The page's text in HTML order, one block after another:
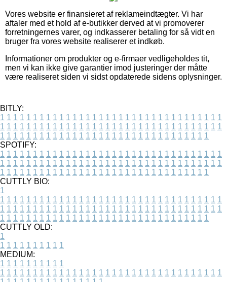
Vores website er finansieret af reklameindtægter. Vi har
aftaler med et hold af e-butikker derved at vi promoverer
forretningernes varer, og indkasserer betaling for så vidt en
bruger fra vores website realiserer et indkøb.
Informationer om produkter og e-firmaer vedligeholdes tit,
men vi kan ikke give garantier imod justeringer der måtte
være realiseret siden vi sidst opdaterede sidens oplysninger.
BITLY:
1 1 1 1 1 1 1 1 1 1 1 1 1 1 1 1 1 1 1 1 1 1 1 1 1 1 1 1 1 1 1 1 1 1
1 1 1 1 1 1 1 1 1 1 1 1 1 1 1 1 1 1 1 1 1 1 1 1 1 1 1 1 1 1 1 1 1 1
1 1 1 1 1 1 1 1 1 1 1 1 1 1 1 1 1 1 1 1 1 1 1 1 1 1 1 1 1 1 1 1
SPOTIFY:
1 1 1 1 1 1 1 1 1 1 1 1 1 1 1 1 1 1 1 1 1 1 1 1 1 1 1 1 1 1 1 1 1 1
1 1 1 1 1 1 1 1 1 1 1 1 1 1 1 1 1 1 1 1 1 1 1 1 1 1 1 1 1 1 1 1 1 1
1 1 1 1 1 1 1 1 1 1 1 1 1 1 1 1 1 1 1 1 1 1 1 1 1 1 1 1 1 1 1 1
CUTTLY BIO:
1
1 1 1 1 1 1 1 1 1 1 1 1 1 1 1 1 1 1 1 1 1 1 1 1 1 1 1 1 1 1 1 1 1 1
1 1 1 1 1 1 1 1 1 1 1 1 1 1 1 1 1 1 1 1 1 1 1 1 1 1 1 1 1 1 1 1 1 1
1 1 1 1 1 1 1 1 1 1 1 1 1 1 1 1 1 1 1 1 1 1 1 1 1 1 1 1 1 1 1 1
CUTTLY OLD:
1
1 1 1 1 1 1 1 1 1 1
MEDIUM:
1 1 1 1 1 1 1 1 1 1
1 1 1 1 1 1 1 1 1 1 1 1 1 1 1 1 1 1 1 1 1 1 1 1 1 1 1 1 1 1 1 1 1 1